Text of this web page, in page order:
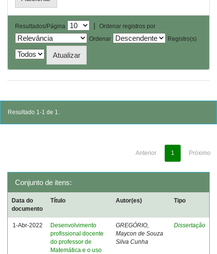
Resultados/Página |
Ordenar registros por
Ordenar
Registro(s)
Resultado 1-1 de 1.
Anterior 1 Próximo
Conjunto de itens:
Data do
documento
Título Autor(es) Tipo
1-Abr-2022
Desenvolvimento
profissional docente
do professor de
Matemática e o uso
GREGÓRIO,
Maycon de Souza
Silva Cunha
Dissertação